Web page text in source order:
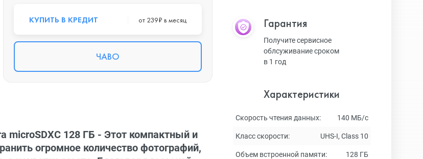
КУПИТЬ В КРЕДИТ от 239₽ в месяц
ЧАВО
128 ГБ - Этот компактный и
огромное количество фотографий,
Гарантия
Получите сервисное
облсуживание сроком
в 1 год
Характеристики
Скорость чтения данных: 140 МБ/с
Класс скорости: UHS-I, Class 10
Объем встроенной памяти: 128 ГБ